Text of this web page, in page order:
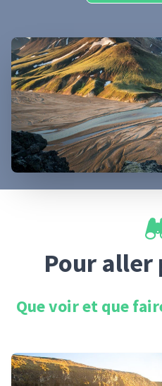
Pour aller
Que voir et que